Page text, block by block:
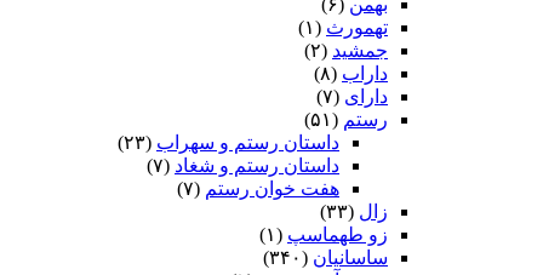
تهمورث (۱)
جمشید (۲)
داراب (۸)
دارای (۷)
رستم (۵۱)
داستان رستم و سهراب (۲۳)
داستان رستم و شغاد (۷)
هفت خوان رستم‏ (۷)
زال (۳۳)
زو طهماسپ‏ (۱)
ساسانیان (۳۴۰)